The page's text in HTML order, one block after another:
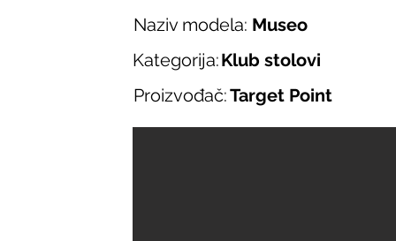
Naziv modela: Museo
Kategorija:Klub stolovi
Proizvođač:Target Point